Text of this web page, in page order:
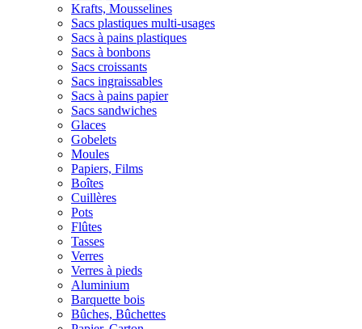
Krafts, Mousselines
Sacs plastiques multi-usages
Sacs à pains plastiques
Sacs à bonbons
Sacs croissants
Sacs ingraissables
Sacs à pains papier
Sacs sandwiches
Glaces
Gobelets
Moules
Papiers, Films
Boîtes
Cuillères
Pots
Flûtes
Tasses
Verres
Verres à pieds
Aluminium
Barquette bois
Bûches, Bûchettes